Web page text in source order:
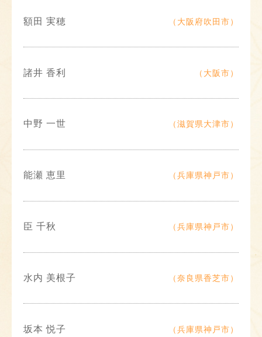
額田 実穂 （大阪府吹田市）
諸井 香利 （大阪市）
中野 一世 （滋賀県大津市）
能瀬 恵里 （兵庫県神戸市）
臣 千秋 （兵庫県神戸市）
水内 美根子 （奈良県香芝市）
坂本 悦子 （兵庫県神戸市）